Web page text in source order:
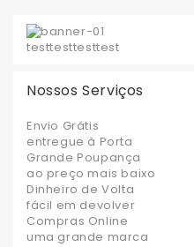
testtesttesttest
Nossos Serviços
Envio Grátis
entregue à Porta
Grande Poupança
ao preço mais baixo
Dinheiro de Volta
fácil em devolver
Compras Online
uma grande marca